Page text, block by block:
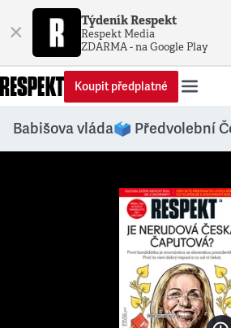
× Týdeník Respekt
Respekt Media
ZDARMA - na Google Play
Koupit předplatné
Babišova vláda🗳️ Předvolební